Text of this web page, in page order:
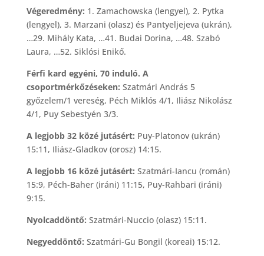
Végeredmény: 1. Zamachowska (lengyel), 2. Pytka
(lengyel), 3. Marzani (olasz) és Pantyeljejeva (ukrán),
…29. Mihály Kata, …41. Budai Dorina, …48. Szabó
Laura, …52. Siklósi Enikő.
Férfi kard egyéni, 70 induló. A
csoportmérkőzéseken: Szatmári András 5
győzelem/1 vereség, Péch Miklós 4/1, Iliász Nikolász
4/1, Puy Sebestyén 3/3.
A legjobb 32 közé jutásért: Puy-Platonov (ukrán)
15:11, Iliász-Gladkov (orosz) 14:15.
A legjobb 16 közé jutásért: Szatmári-Iancu (román)
15:9, Péch-Baher (iráni) 11:15, Puy-Rahbari (iráni)
9:15.
Nyolcaddöntő: Szatmári-Nuccio (olasz) 15:11.
Negyeddöntő: Szatmári-Gu Bongil (koreai) 15:12.